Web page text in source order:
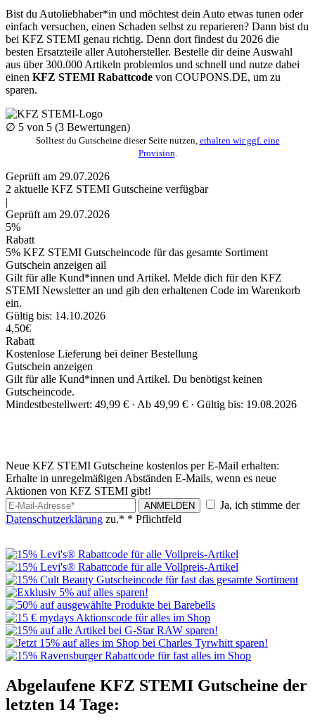
Bist du Autoliebhaber*in und möchtest dein Auto etwas tunen oder
einfach versuchen, einen Schaden selbst zu reparieren? Dann bist du
bei KFZ STEMI genau richtig. Denn dort findest du 2026 die
besten Ersatzteile aller Autohersteller. Bestelle dir deine Auswahl
aus über 300.000 Artikeln problemlos und schnell und nutze dabei
einen KFZ STEMI Rabattcode von COUPONS.DE, um zu
sparen.
∅ 5 von 5 (3 Bewertungen)
Solltest du Gutscheine dieser Seite nutzen, erhalten wir ggf. eine
Provision
Geprüft am 29.07.2026
2 aktuelle KFZ STEMI Gutscheine verfügbar
|
Geprüft am 29.07.2026
5%
Rabatt
5% KFZ STEMI Gutscheincode für das gesamte Sortiment
Gutschein anzeigen ail
Gilt für alle Kund*innen und Artikel. Melde dich für den KFZ
STEMI Newsletter an und gib den erhaltenen Code im Warenkorb
ein.
Gültig bis: 14.10.2026
4,50€
Rabatt
Kostenlose Lieferung bei deiner Bestellung
Gutschein anzeigen
Gilt für alle Kund*innen und Artikel. Du benötigst keinen
Gutscheincode.
Mindestbestellwert: 49,99 € · Ab 49,99 € · Gültig bis: 19.08.2026
Neue KFZ STEMI Gutscheine kostenlos per E-Mail erhalten:
Erhalte in unregelmäßigen Abständen E-Mails, wenn es neue
Aktionen von KFZ STEMI gibt!
ANMELDEN
Ja, ich stimme der
Datenschutzerklärung zu.* * Pflichtfeld
Abgelaufene KFZ STEMI Gutscheine der
letzten 14 Tage: